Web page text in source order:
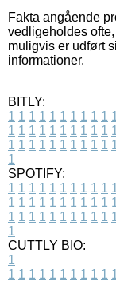
Fakta angående
vedligeholdes
muligvis er udført
informationer.
BITLY:
1 1 1 1 1 1 1 1 1 1
1 1 1 1 1 1 1 1 1 1
1 1 1 1 1 1 1 1 1 1
1
SPOTIFY:
1 1 1 1 1 1 1 1 1 1
1 1 1 1 1 1 1 1 1 1
1 1 1 1 1 1 1 1 1 1
1
CUTTLY BIO:
1
1 1 1 1 1 1 1 1 1 1